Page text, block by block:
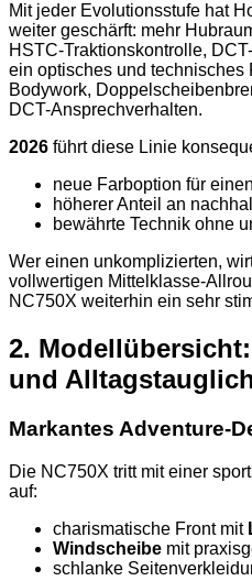
Mit jeder Evolutionsstufe hat
weiter geschärft: mehr
HSTC-Traktionskontrolle,
ein optisches und technisches
Bodywork,
DCT-Ansprechverhalten.
2026 führt diese Linie
neue Farboption für
höherer Anteil an
bewährte Technik ohne
Wer einen unkomplizierten,
vollwertigen Mittelklasse-
NC750X weiterhin ein sehr
2.
und
Markantes Adventure-
Die NC750X tritt mit einer
auf:
charismatische Front mit
Windscheibe mit
schlanke